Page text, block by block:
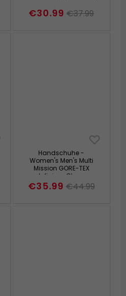
€30.99 €37.99
Handschuhe -
Women's Men's Multi
Mission GORE-TEX
Infinium Glove
(schwarz)
€35.99 €44.99